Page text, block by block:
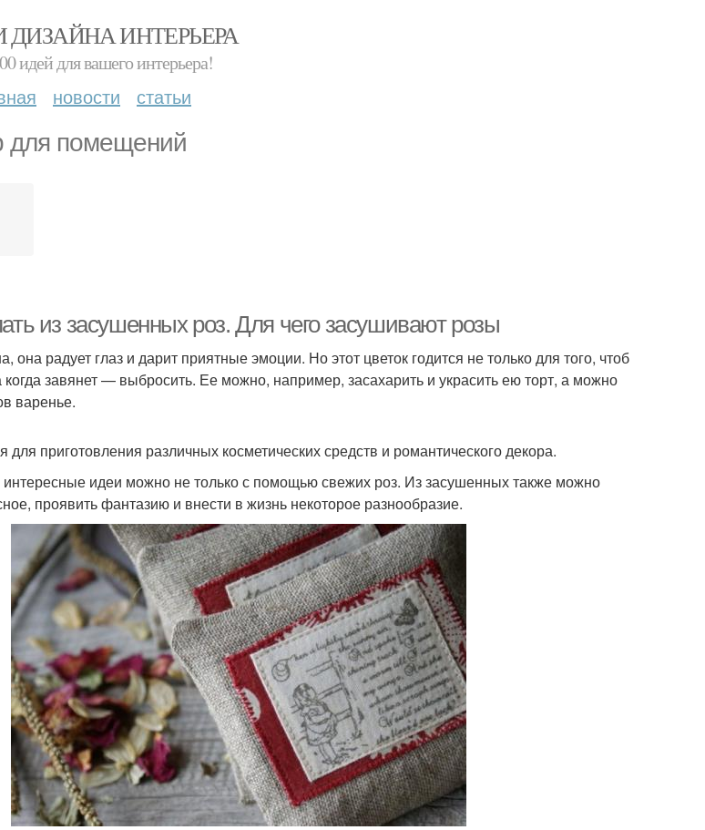
ДИЗАЙНА ИНТЕРЬЕРА
идей для вашего интерьера!
новости статьи
для помещений
из засушенных роз. Для чего засушивают розы
она радует глаз и дарит приятные эмоции. Но этот цветок годится не только для того, чтоб
когда завянет — выбросить. Ее можно, например, засахарить и украсить ею торт, а можно
варенье.
для приготовления различных косметических средств и романтического декора.
идеи можно не только с помощью свежих роз. Из засушенных также можно
проявить фантазию и внести в жизнь некоторое разнообразие.